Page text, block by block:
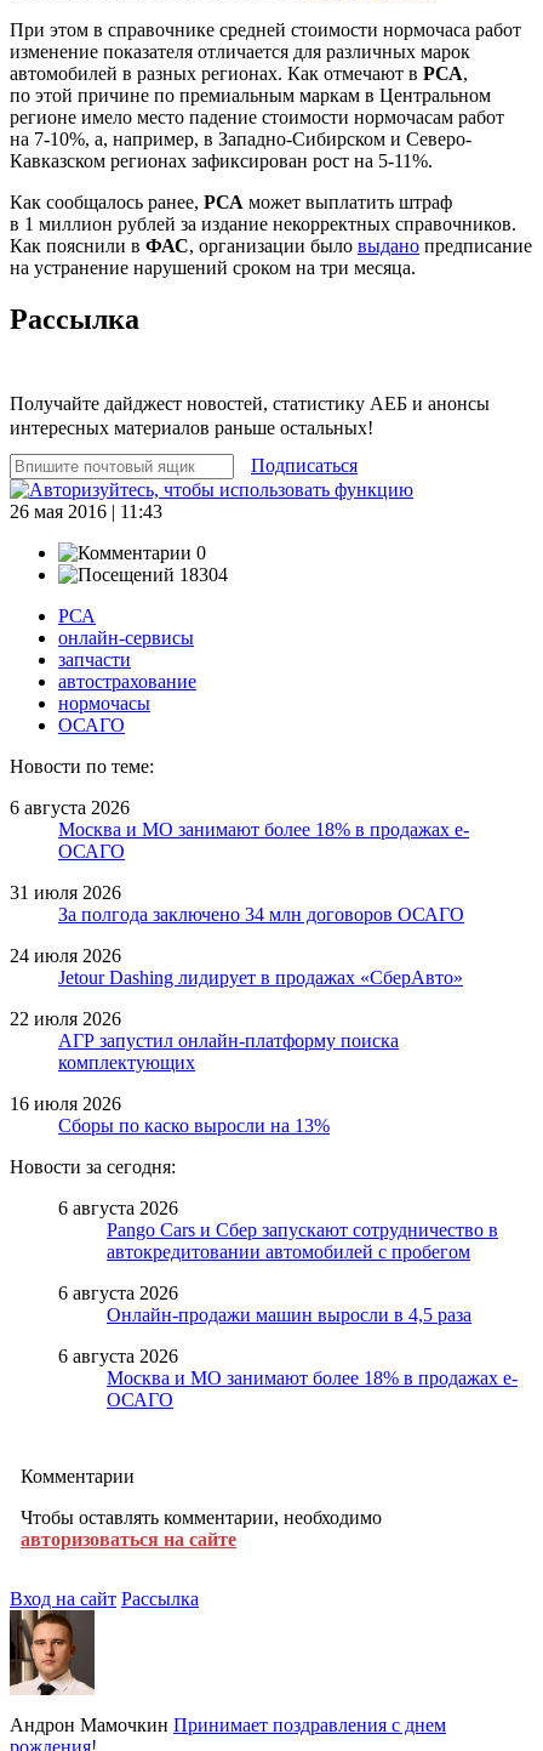
При этом в справочнике средней стоимости нормочаса работ
изменение показателя отличается для различных марок
автомобилей в разных регионах. Как отмечают в РСА,
по этой причине по премиальным маркам в Центральном
регионе имело место падение стоимости нормочасам работ
на 7-10%, а, например, в Западно-Сибирском и Северо-
Кавказском регионах зафиксирован рост на 5-11%.
Как сообщалось ранее, РСА может выплатить штраф
в 1 миллион рублей за издание некорректных справочников.
Как пояснили в ФАС, организации было выдано предписание
на устранение нарушений сроком на три месяца.
Рассылка
Получайте дайджест новостей, статистику АЕБ и анонсы
интересных материалов раньше остальных!
Подписаться
26 мая 2016 | 11:43
0
18304
РСА
онлайн-сервисы
запчасти
автострахование
нормочасы
ОСАГО
Новости по теме:
6 августа 2026
Москва и МО занимают более 18% в продажах е-
ОСАГО
31 июля 2026
За полгода заключено 34 млн договоров ОСАГО
24 июля 2026
Jetour Dashing лидирует в продажах «СберАвто»
22 июля 2026
АГР запустил онлайн-платформу поиска
комплектующих
16 июля 2026
Сборы по каско выросли на 13%
Новости за сегодня:
6 августа 2026
Pango Cars и Сбер запускают сотрудничество в
автокредитовании автомобилей с пробегом
6 августа 2026
Онлайн-продажи машин выросли в 4,5 раза
6 августа 2026
Москва и МО занимают более 18% в продажах е-
ОСАГО
Комментарии
Чтобы оставлять комментарии, необходимо
авторизоваться на сайте
Вход на сайт Рассылка
Андрон Мамочкин Принимает поздравления с днем
рождения!